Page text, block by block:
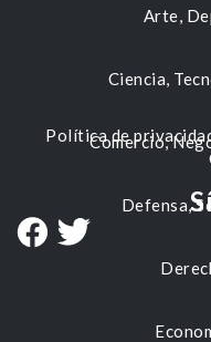
Arte,
Ciencia,
Comercio,
Defensa,
Política de